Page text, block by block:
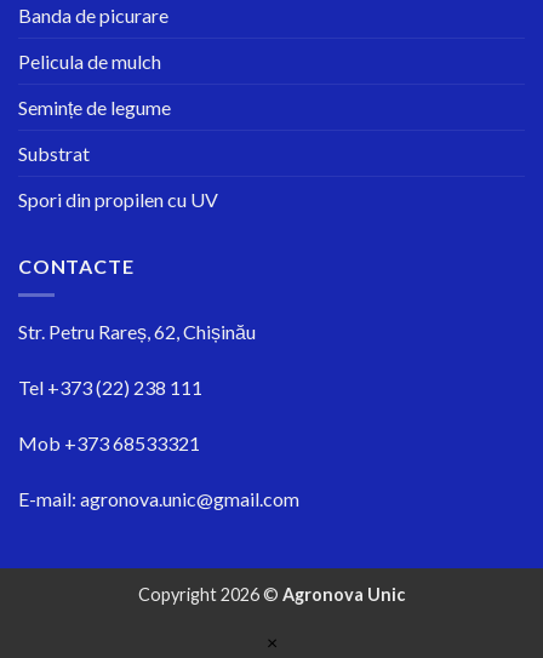
Banda de picurare
Pelicula de mulch
Semințe de legume
Substrat
Spori din propilen cu UV
CONTACTE
Str. Petru Rareș, 62, Chișinău
Tel +373 (22) 238 111
Mob +373 68533321
E-mail: agronova.unic@gmail.com
Copyright 2026 © Agronova Unic
×